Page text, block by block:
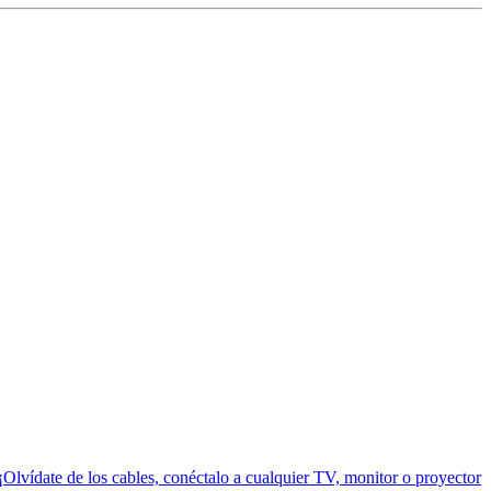
de los cables, conéctalo a cualquier TV, monitor o proyector